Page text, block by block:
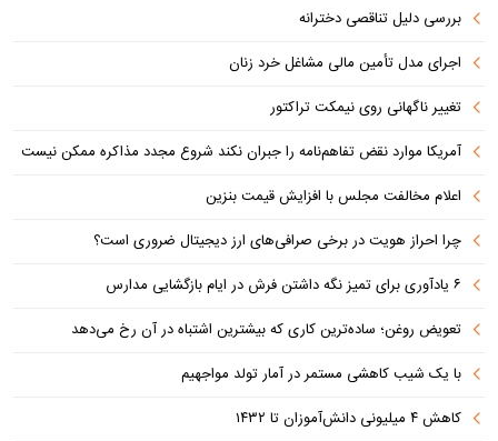
بررسی دلیل تناقصی دخترانه
اجرای مدل تأمین مالی مشاغل خرد زنان
تغییر ناگهانی روی نیمکت تراکتور
آمریکا موارد نقض تفاهم‌نامه را جبران نکند شروع مجدد مذاکره ممکن نیست
اعلام مخالفت مجلس با افزایش قیمت بنزین
چرا احراز هویت در برخی صرافی‌های ارز دیجیتال ضروری است؟
۶ یادآوری برای تمیز نگه داشتن فرش در ایام بازگشایی مدارس
تعویض روغن؛ ساده‌ترین کاری که بیشترین اشتباه در آن رخ می‌دهد
با یک شیب کاهشی مستمر در آمار تولد مواجهیم
کاهش ۴ میلیونی دانش‌آموزان تا ۱۴۳۲